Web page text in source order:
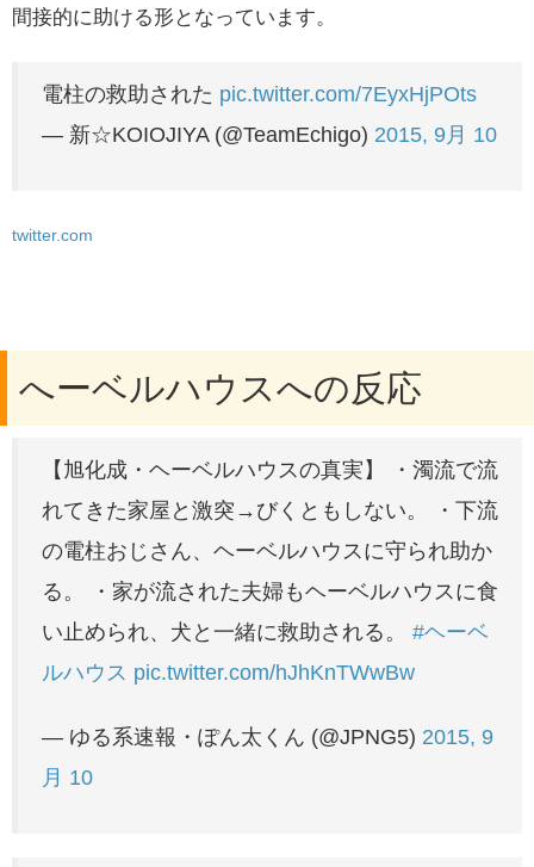
間接的に助ける形となっています。
電柱の救助された pic.twitter.com/7EyxHjPOts
— 新☆KOIOJIYA (@TeamEchigo) 2015, 9月 10
twitter.com
へーベルハウスへの反応
【旭化成・ヘーベルハウスの真実】 ・濁流で流
れてきた家屋と激突→びくともしない。 ・下流
の電柱おじさん、ヘーベルハウスに守られ助か
る。 ・家が流された夫婦もヘーベルハウスに食
い止められ、犬と一緒に救助される。 #ヘーベ
ルハウス pic.twitter.com/hJhKnTWwBw
— ゆる系速報・ぽん太くん (@JPNG5) 2015, 9
月 10